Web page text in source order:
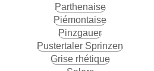
Parthenaise
Piémontaise
Pinzgauer
Pustertaler Sprinzen
Grise rhétique